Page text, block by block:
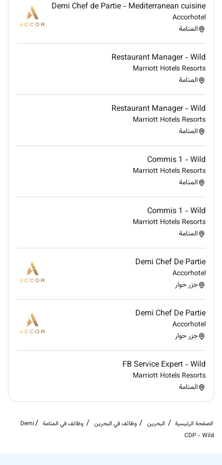
Demi Chef de Partie - Mediterranean cuisine
Accorhotel
المنامة
Restaurant Manager - Wild
Marriott Hotels Resorts
المنامة
Restaurant Manager - Wild
Marriott Hotels Resorts
المنامة
Commis 1 - Wild
Marriott Hotels Resorts
المنامة
Commis 1 - Wild
Marriott Hotels Resorts
المنامة
Demi Chef De Partie
Accorhotel
جزر حوار
Demi Chef De Partie
Accorhotel
جزر حوار
FB Service Expert - Wild
Marriott Hotels Resorts
المنامة
الصفحة الرئيسية البحرين وظائف في البحرين وظائف في المنامة
Demi
CDP - Wild